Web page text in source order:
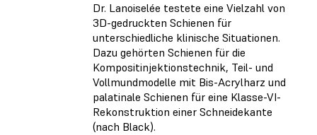
Dr. Lanoiselée testete eine Vielzahl von
3D-gedruckten Schienen für
unterschiedliche klinische Situationen.
Dazu gehörten Schienen für die
Kompositinjektionstechnik, Teil- und
Vollmundmodelle mit Bis-Acrylharz und
palatinale Schienen für eine Klasse-VI-
Rekonstruktion einer Schneidekante
(nach Black).